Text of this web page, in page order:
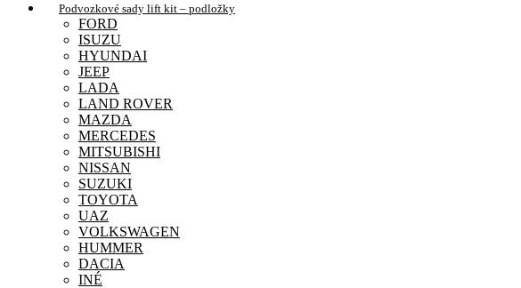
Podvozkové sady lift kit – podložky
FORD
ISUZU
HYUNDAI
JEEP
LADA
LAND ROVER
MAZDA
MERCEDES
MITSUBISHI
NISSAN
SUZUKI
TOYOTA
UAZ
VOLKSWAGEN
HUMMER
DACIA
INÉ